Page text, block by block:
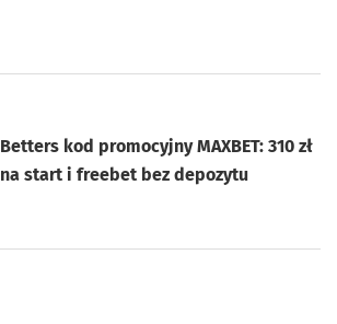
Betters kod promocyjny MAXBET: 310 zł
na start i freebet bez depozytu